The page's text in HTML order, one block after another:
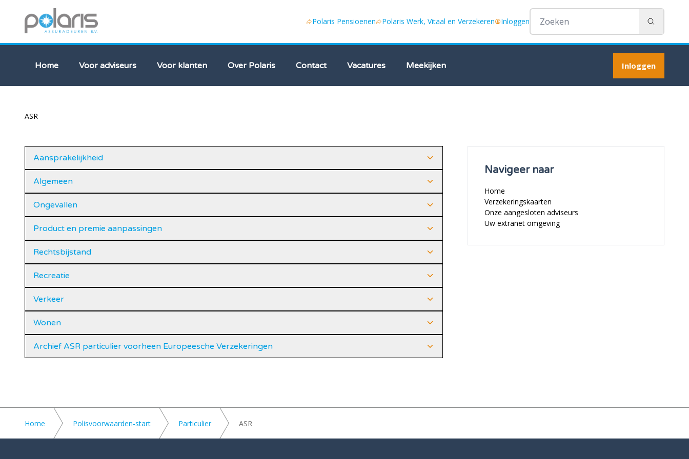
Polaris Pensioenen Polaris Werk, Vitaal en Verzekeren Inloggen Zoeken
Home Voor adviseurs Voor klanten Over Polaris Contact Vacatures Meekijken Inloggen
ASR
Aansprakelijkheid
Algemeen
Ongevallen
Product en premie aanpassingen
Rechtsbijstand
Recreatie
Verkeer
Wonen
Archief ASR particulier voorheen Europeesche Verzekeringen
Navigeer naar
Home
Verzekeringskaarten
Onze aangesloten adviseurs
Uw extranet omgeving
Home Polisvoorwaarden-start Particulier ASR